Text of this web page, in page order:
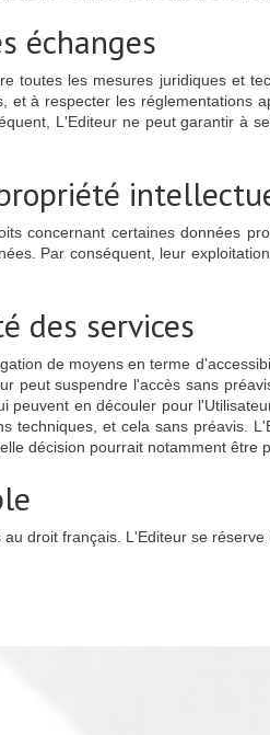
échanges
toutes les mesures juridiques et
et à respecter les réglementations
L'Editeur ne peut garantir à
concernant certaines données
Par conséquent, leur
des services
de moyens en terme
peut suspendre l'accès sans
peuvent en découler pour
techniques, et cela sans préavis.
décision pourrait notamment être
droit français. L'Editeur se